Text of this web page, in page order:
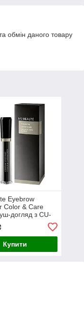
обмін даного товару
Eyebrow
Color & Care
догляд з CU-
для брів (блонд)
Купити